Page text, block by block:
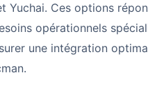
Yuchai. Ces options
opérationnels
une intégration